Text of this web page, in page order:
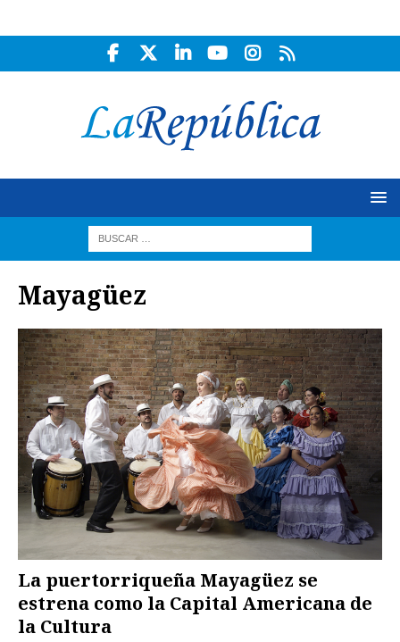
Mayagüez
La puertorriqueña Mayagüez se
estrena como la Capital Americana de
la Cultura